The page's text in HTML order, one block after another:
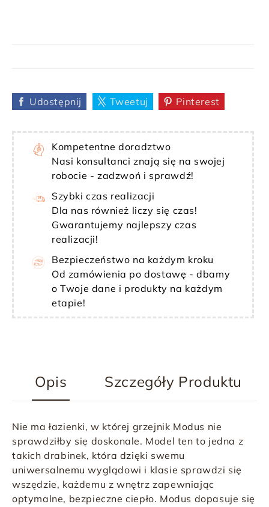
Udostępnij Tweetuj Pinterest
Kompetentne doradztwo
Nasi konsultanci znają się na swojej
robocie - zadzwoń i sprawdź!
Szybki czas realizacji
Dla nas również liczy się czas!
Gwarantujemy najlepszy czas
realizacji!
Bezpieczeństwo na każdym kroku
Od zamówienia po dostawę - dbamy
o Twoje dane i produkty na każdym
etapie!
Opis Szczegóły Produktu
Nie ma łazienki, w której grzejnik Modus nie
sprawdziłby się doskonale. Model ten to jedna z
takich drabinek, która dzięki swemu
uniwersalnemu wyglądowi i klasie sprawdzi się
wszędzie, każdemu z wnętrz zapewniając
optymalne, bezpieczne ciepło. Modus dopasuje się